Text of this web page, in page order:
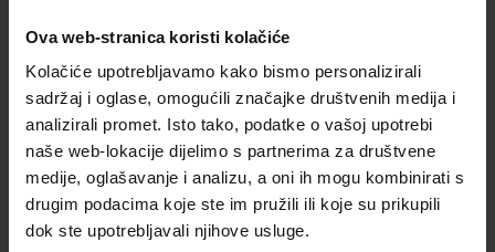
Ova web-stranica koristi kolačiće
Kolačiće upotrebljavamo kako bismo personalizirali
sadržaj i oglase, omogućili značajke društvenih medija i
analizirali promet. Isto tako, podatke o vašoj upotrebi
naše web-lokacije dijelimo s partnerima za društvene
medije, oglašavanje i analizu, a oni ih mogu kombinirati s
drugim podacima koje ste im pružili ili koje su prikupili
dok ste upotrebljavali njihove usluge.
Newsletter prijava